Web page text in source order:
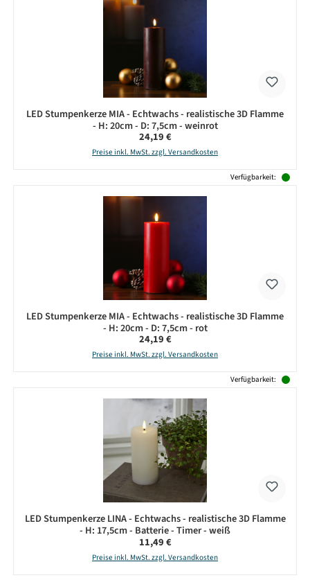
LED Stumpenkerze MIA - Echtwachs - realistische 3D Flamme
- H: 20cm - D: 7,5cm - weinrot
Regulärer Preis:
24,19 €
Preise inkl. MwSt. zzgl. Versandkosten
Verfügbarkeit:
LED Stumpenkerze MIA - Echtwachs - realistische 3D Flamme
- H: 20cm - D: 7,5cm - rot
Regulärer Preis:
24,19 €
Preise inkl. MwSt. zzgl. Versandkosten
Verfügbarkeit:
LED Stumpenkerze LINA - Echtwachs - realistische 3D Flamme
- H: 17,5cm - Batterie - Timer - weiß
Regulärer Preis:
11,49 €
Preise inkl. MwSt. zzgl. Versandkosten